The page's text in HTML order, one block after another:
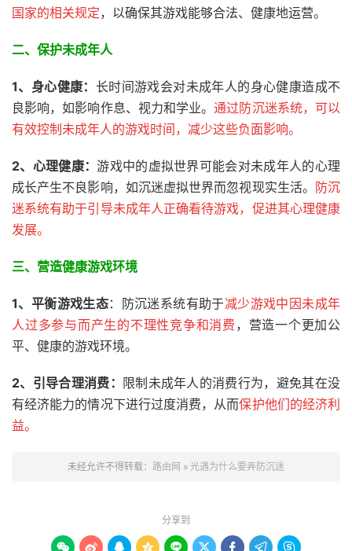
国家的相关规定，以确保其游戏能够合法、健康地运营。
二、保护未成年人
1、身心健康： 长时间游戏会对未成年人的身心健康造成不
良影响，如影响作息、视力和学业。通过防沉迷系统，可以
有效控制未成年人的游戏时间，减少这些负面影响。
2、心理健康：游戏中的虚拟世界可能会对未成年人的心理
成长产生不良影响，如沉迷虚拟世界而忽视现实生活。 防沉
迷系统有助于引导未成年人正确看待游戏，促进其心理健康
发展。
三、 营造健康游戏环境
1、平衡游戏生态：防沉迷系统有助于减少游戏中因未成年
人过多参与而产生的不理性竞争和消费 ，营造一个更加公
平、健康的游戏环境。
2、引导合理消费： 限制未成年人的消费行为，避免其在没
有经济能力的情况下进行过度消费，从而保护他们的经济利
益。
未经允许不得转载： 路由网 » 光遇为什么要弄防沉迷
分享到
        